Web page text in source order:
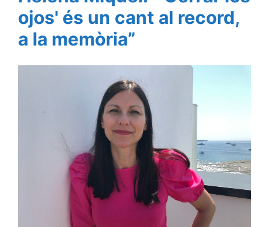
ojos' és un cant al record,
a la memòria”